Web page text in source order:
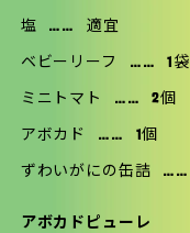
塩 …… 適宜
ベビーリーフ …… 1袋
ミニトマト …… 2個
アボカド …… 1個
ずわいがにの缶詰 ……
アボカドピューレ